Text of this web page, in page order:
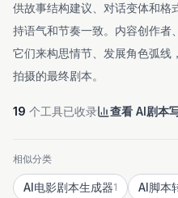
供故事结构建议、对话变体和格
持语气和节奏一致。内容创作者
它们来构思情节、发展角色弧线
拍摄的最终剧本。
19 个工具已收录 查看 AI剧本
相似分类
AI电影剧本生成器1 AI脚本